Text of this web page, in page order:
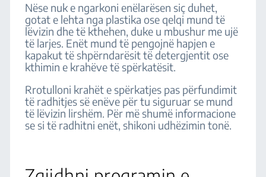
Nëse nuk e ngarkoni enëlarësen siç duhet,
gotat e lehta nga plastika ose qelqi mund të
lëvizin dhe të kthehen, duke u mbushur me ujë
të larjes. Enët mund të pengojnë hapjen e
kapakut të shpërndarësit të detergjentit ose
kthimin e krahëve të spërkatësit.
Rrotulloni krahët e spërkatjes pas përfundimit
të radhitjes së enëve për tu siguruar se mund
të lëvizin lirshëm. Për më shumë informacione
se si të radhitni enët, shikoni udhëzimin tonë.